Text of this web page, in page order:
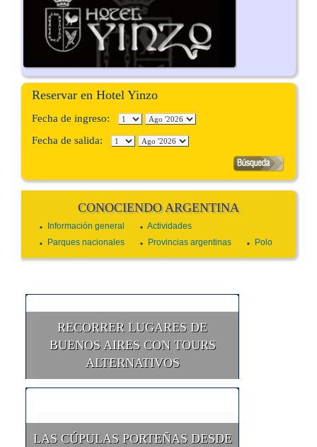
Reservar en Hotel Yinzo
Fecha de ingreso:
Fecha de salida:
CONOCIENDO ARGENTINA
Información general
Actividades
Parques nacionales
Provincias argentinas Polo
RECORRER LUGARES DE
BUENOS AIRES CON TOURS
ALTERNATIVOS
LAS CÚPULAS PORTEÑAS DESDE